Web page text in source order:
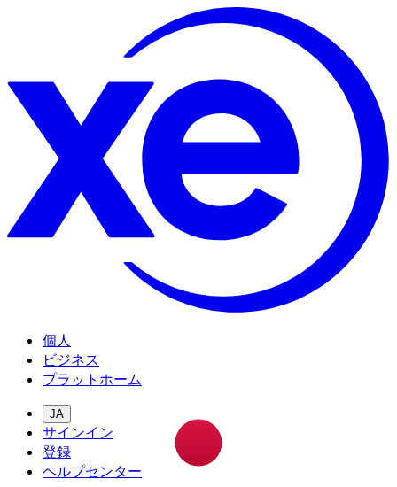
個人
ビジネス
プラットホーム
JA
サインイン
登録
ヘルプセンター